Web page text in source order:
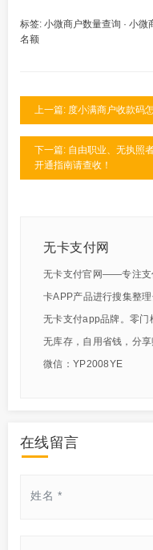
标签: 小微商户数量查询 · 小微
名额
上一篇: 度小满商户收款码
下一篇: 自由职业、无执照
开通指南请查收！
无卡支付网
无卡支付官网——专注支
卡APP产品进行搜集整
无卡支付app品牌。零门
无库存，自用省钱，分
微信：YP2008YE
在线留言